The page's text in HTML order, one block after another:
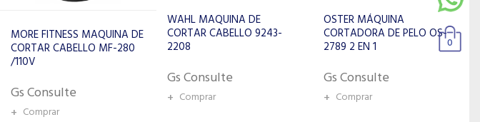
CORTAR CABELLO 9243-
2208
+ Comprar
OSTER MÁQUINA
CORTADORA DE PELO OS-
2789 2 EN 1
Gs Consulte
+ Comprar
OSTER MAQUINA DE
CORTAR CABELO 110V OS-
3559
Gs Consulte
+ Comprar
0